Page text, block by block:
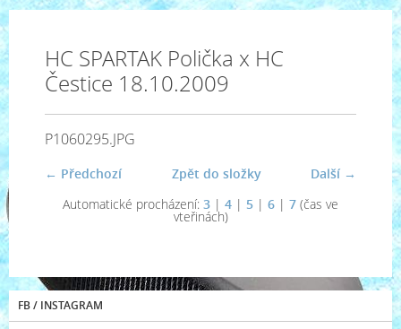
HC SPARTAK Polička x HC
Čestice 18.10.2009
P1060295.JPG
← Předchozí Další →
Zpět do složky
Automatické procházení: 3 | 4 | 5 | 6 | 7 (čas ve
vteřinách)
FB / INSTAGRAM